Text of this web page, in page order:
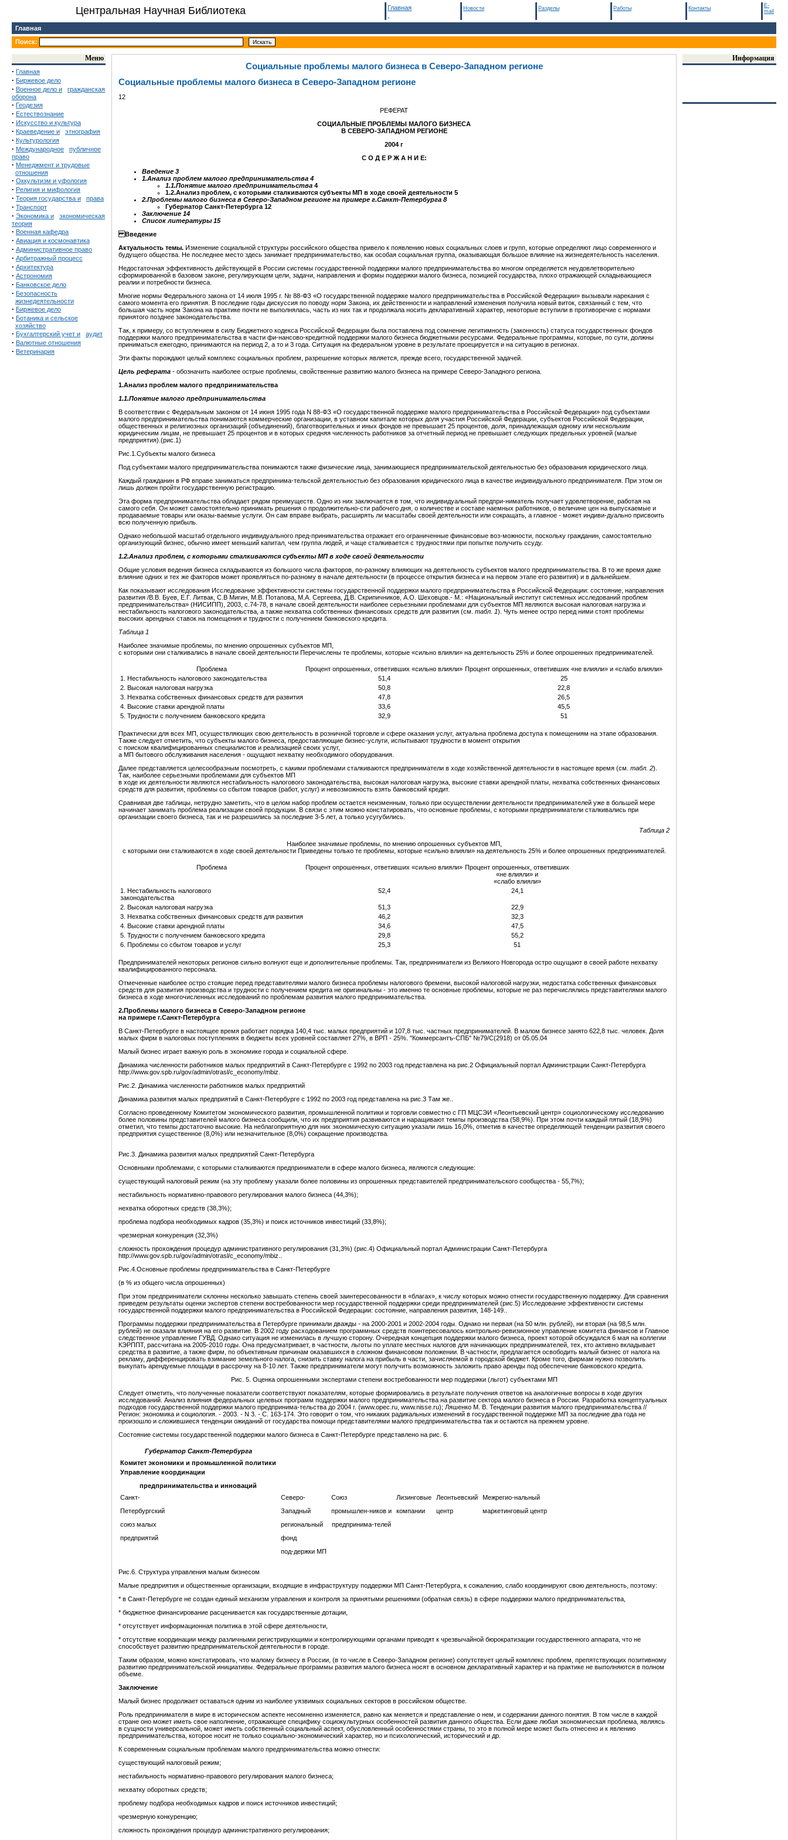
Центральная Научная Библиотека Главная Новости Разделы Работы Контакты
E-
mail
Главная
Поиск:
Меню
· Главная
· Биржевое дело
· Военное дело и
гражданская
оборона
· Геодезия
· Естествознание
· Искусство и культура
· Краеведение и этнография
· Культурология
· Международное
публичное
право
· Менеджмент и трудовые
отношения
· Оккультизм и уфология
· Религия и мифология
· Теория государства и права
· Транспорт
· Экономика и
экономическая
теория
· Военная кафедра
· Авиация и космонавтика
· Административное право
· Арбитражный процесс
· Архитектура
· Астрономия
· Банковское дело
· Безопасность
жизнедеятельности
· Биржевое дело
· Ботаника и сельское
хозяйство
· Бухгалтерский учет и аудит
· Валютные отношения
· Ветеринария
Социальные проблемы малого бизнеса в Северо-Западном регионе
Социальные проблемы малого бизнеса в Северо-Западном регионе
12
РЕФЕРАТ
СОЦИАЛЬНЫЕ ПРОБЛЕМЫ МАЛОГО БИЗНЕСА
В СЕВЕРО-ЗАПАДНОМ РЕГИОНЕ
2004 г
С О Д Е Р Ж А Н И Е:
Введение 3
1.Анализ проблем малого предпринимательства 4
1.1.Понятие малого предпринимательства 4
1.2.Анализ проблем, с которыми сталкиваются субъекты МП в ходе своей деятельности 5
2.Проблемы малого бизнеса в Северо-Западном регионе на примере г.Санкт-Петербурга 8
Губернатор Санкт-Петербурга 12
Заключение 14
Список литературы 15
Введение
Актуальность темы. Изменение социальной структуры российского общества привело к появлению новых социальных слоев и групп, которые определяют лицо современного и
будущего общества. Не последнее место здесь занимает предпринимательство, как особая социальная группа, оказывающая большое влияние на жизнедеятельность населения.
Недостаточная эффективность действующей в России системы государственной поддержки малого предпринимательства во многом определяется неудовлетворительно
сформированной в базовом законе, регулирующем цели, задачи, направления и формы поддержки малого бизнеса, позицией государства, плохо отражающей складывающиеся
реалии и потребности бизнеса.
Многие нормы Федерального закона от 14 июля 1995 г. № 88-ФЗ «О государственной поддержке малого предпринимательства в Российской Федерации» вызывали нарекания с
самого момента его принятия. В последние годы дискуссия по поводу норм Закона, их действенности и направлений изменения получила новый виток, связанный с тем, что
большая часть норм Закона на практике почти не выполнялась, часть из них так и продолжала носить декларативный характер, некоторые вступили в противоречие с нормами
принятого позднее законодательства.
Так, к примеру, со вступлением в силу Бюджетного кодекса Российской Федерации была поставлена под сомнение легитимность (законность) статуса государственных фондов
поддержки малого предпринимательства в части фи-нансово-кредитной поддержки малого бизнеса бюджетными ресурсами. Федеральные программы, которые, по сути, должны
приниматься ежегодно, принимаются на период 2, а то и 3 года. Ситуация на федеральном уровне в результате проецируется и на ситуацию в регионах.
Эти факты порождают целый комплекс социальных проблем, разрешение которых является, прежде всего, государственной задачей.
Цель реферата - обозначить наиболее острые проблемы, свойственные развитию малого бизнеса на примере Северо-Западного региона.
1.Анализ проблем малого предпринимательства
1.1.Понятие малого предпринимательства
В соответствии с Федеральным законом от 14 июня 1995 года N 88-ФЗ «О государственной поддержке малого предпринимательства в Российской Федерации» под субъектами
малого предпринимательства понимаются коммерческие организации, в уставном капитале которых доля участия Российской Федерации, субъектов Российской Федерации,
общественных и религиозных организаций (объединений), благотворительных и иных фондов не превышает 25 процентов, доля, принадлежащая одному или нескольким
юридическим лицам, не превышает 25 процентов и в которых средняя численность работников за отчетный период не превышает следующих предельных уровней (малые
предприятия).(рис.1)
Рис.1.Субъекты малого бизнеса
Под субъектами малого предпринимательства понимаются также физические лица, занимающиеся предпринимательской деятельностью без образования юридического лица.
Каждый гражданин в РФ вправе заниматься предпринима-тельской деятельностью без образования юридического лица в качестве индивидуального предпринимателя. При этом он
лишь должен пройти государственную регистрацию.
Эта форма предпринимательства обладает рядом преимуществ. Одно из них заключается в том, что индивидуальный предпри-ниматель получает удовлетворение, работая на
самого себя. Он может самостоятельно принимать решения о продолжительно-сти рабочего дня, о количестве и составе наемных работников, о величине цен на выпускаемые и
продаваемые товары или оказы-ваемые услуги. Он сам вправе выбрать, расширять ли масштабы своей деятельности или сокращать, а главное - может индиви-дуально присвоить
всю полученную прибыль.
Однако небольшой масштаб отдельного индивидуального пред-принимательства отражает его ограниченные финансовые воз-можности, поскольку гражданин, самостоятельно
организующий бизнес, обычно имеет меньший капитал, чем группа людей, и чаще сталкивается с трудностями при попытке получить ссуду.
1.2.Анализ проблем, с которыми сталкиваются субъекты МП в ходе своей деятельности
Общие условия ведения бизнеса складываются из большого числа факторов, по-разному влияющих на деятельность субъектов малого предпринимательства. В то же время даже
влияние одних и тех же факторов может проявляться по-разному в начале деятельности (в процессе открытия бизнеса и на первом этапе его развития) и в дальнейшем.
Как показывают исследования Исследование эффективности системы государственной поддержки малого предпринимательства в Российской Федерации: состояние, направления
развития /В.В. Буев, Е.Г. Литвак, С.В Мигин, М.В. Потапова, М.А. Сергеева, Д.В. Скрипичников, А.О. Шеховцов.- М.: «Национальный институт системных исследований проблем
предпринимательства» (НИСИПП), 2003, с.74-78, в начале своей деятельности наиболее серьезными проблемами для субъектов МП являются высокая налоговая нагрузка и
нестабильность налогового законодательства, а также нехватка собственных финансовых средств для развития (см. табл. 1). Чуть менее остро перед ними стоят проблемы
высоких арендных ставок на помещения и трудности с получением банковского кредита.
Таблица 1
Наиболее значимые проблемы, по мнению опрошенных субъектов МП,
с которыми они сталкивались в начале своей деятельности Перечислены те проблемы, которые «сильно влияли» на деятельность 25% и более опрошенных предпринимателей.
Проблема Процент опрошенных, ответивших «сильно влияли» Процент опрошенных, ответивших «не влияли» и «слабо влияли»
1. Нестабильность налогового законодательства
51,4
25
2. Высокая налоговая нагрузка
50,8
22,8
3. Нехватка собственных финансовых средств для развития
47,8
26,5
4. Высокие ставки арендной платы
33,6
45,5
5. Трудности с получением банковского кредита
32,9 51
Практически для всех МП, осуществляющих свою деятельность в розничной торговле и сфере оказания услуг, актуальна проблема доступа к помещениям на этапе образования.
Также следует отметить, что субъекты малого бизнеса, предоставляющие бизнес-услуги, испытывают трудности в момент открытия
с поиском квалифицированных специалистов и реализацией своих услуг,
а МП бытового обслуживания населения - ощущают нехватку необходимого оборудования.
Далее представляется целесообразным посмотреть, с какими проблемами сталкиваются предприниматели в ходе хозяйственной деятельности в настоящее время (см. табл. 2).
Так, наиболее серьезными проблемами для субъектов МП
в ходе их деятельности являются нестабильность налогового законодательства, высокая налоговая нагрузка, высокие ставки арендной платы, нехватка собственных финансовых
средств для развития, проблемы со сбытом товаров (работ, услуг) и невозможность взять банковский кредит.
Сравнивая две таблицы, нетрудно заметить, что в целом набор проблем остается неизменным, только при осуществлении деятельности предпринимателей уже в большей мере
начинает занимать проблема реализации своей продукции. В связи с этим можно констатировать, что основные проблемы, с которыми предприниматели сталкивались при
организации своего бизнеса, так и не разрешились за последние 3-5 лет, а только усугубились.
Таблица 2
Наиболее значимые проблемы, по мнению опрошенных субъектов МП,
с которыми они сталкиваются в ходе своей деятельности Приведены только те проблемы, которые «сильно влияли» на деятельность 25% и более опрошенных предпринимателей.
Проблема Процент опрошенных, ответивших «сильно влияли» Процент опрошенных, ответивших
«не влияли» и
«слабо влияли»
1. Нестабильность налогового
законодательства
52,4 24,1
2. Высокая налоговая нагрузка 51,3
22,9
3. Нехватка собственных финансовых средств для развития
46,2
32,3
4. Высокие ставки арендной платы
34,6
47,5
5. Трудности с получением банковского кредита
29,8
55,2
6. Проблемы со сбытом товаров и услуг
25,3 51
Предпринимателей некоторых регионов сильно волнуют еще и дополнительные проблемы. Так, предприниматели из Великого Новгорода остро ощущают в своей работе нехватку
квалифицированного персонала.
Отмеченные наиболее остро стоящие перед представителями малого бизнеса проблемы налогового бремени, высокой налоговой нагрузки, недостатка собственных финансовых
средств для развития производства и трудности с получением кредита не оригинальны - это именно те основные проблемы, которые не раз перечислялись представителями малого
бизнеса в ходе многочисленных исследований по проблемам развития малого предпринимательства.
2.Проблемы малого бизнеса в Северо-Западном регионе
на примере г.Санкт-Петербурга
В Санкт-Петербурге в настоящее время работает порядка 140,4 тыс. малых предприятий и 107,8 тыс. частных предпринимателей. В малом бизнесе занято 622,8 тыс. человек. Доля
малых фирм в налоговых поступлениях в бюджеты всех уровней составляет 27%, в ВРП - 25%. "Коммерсантъ-СПБ" №79/С(2918) от 05.05.04
Малый бизнес играет важную роль в экономике города и социальной сфере.
Динамика численности работников малых предприятий в Санкт-Петербурге с 1992 по 2003 год представлена на рис.2 Официальный портал Администрации Санкт-Петербурга
http://www.gov.spb.ru/gov/admin/otrasl/c_economy/mbiz.
Рис.2. Динамика численности работников малых предприятий
Динамика развития малых предприятий в Санкт-Петербурге с 1992 по 2003 год представлена на рис.3 Там же..
Согласно проведенному Комитетом экономического развития, промышленной политики и торговли совместно с ГП МЦСЭИ «Леонтьевский центр» социологическому исследованию
более половины представителей малого бизнеса сообщили, что их предприятия развиваются и наращивают темпы производства (58,9%). При этом почти каждый пятый (18,9%)
отметил, что темпы достаточно высокие. На неблагоприятную для них экономическую ситуацию указали лишь 16,0%, отметив в качестве определяющей тенденции развития своего
предприятия существенное (8,0%) или незначительное (8,0%) сокращение производства.
Рис.3. Динамика развития малых предприятий Санкт-Петербурга
Основными проблемами, с которыми сталкиваются предприниматели в сфере малого бизнеса, являются следующие:
существующий налоговый режим (на эту проблему указали более половины из опрошенных представителей предпринимательского сообщества - 55,7%);
нестабильность нормативно-правового регулирования малого бизнеса (44,3%);
нехватка оборотных средств (38,3%);
проблема подбора необходимых кадров (35,3%) и поиск источников инвестиций (33,8%);
чрезмерная конкуренция (32,3%)
сложность прохождения процедур административного регулирования (31,3%) (рис.4) Официальный портал Администрации Санкт-Петербурга
http://www.gov.spb.ru/gov/admin/otrasl/c_economy/mbiz..
Рис.4.Основные проблемы предпринимательства в Санкт-Петербурге
(в % из общего числа опрошенных)
При этом предприниматели склонны несколько завышать степень своей заинтересованности в «благах», к числу которых можно отнести государственную поддержку. Для сравнения
приведем результаты оценки экспертов степени востребованности мер государственной поддержки среди предпринимателей (рис.5) Исследование эффективности системы
государственной поддержки малого предпринимательства в Российской Федерации: состояние, направления развития, 148-149..
Программы поддержки предпринимательства в Петербурге принимали дважды - на 2000-2001 и 2002-2004 годы. Однако ни первая (на 50 млн. рублей), ни вторая (на 98,5 млн.
рублей) не оказали влияния на его развитие. В 2002 году расходованием программных средств поинтересовалось контрольно-ревизионное управление комитета финансов и Главное
следственное управление ГУВД. Однако ситуация не изменилась в лучшую сторону. Очередная концепция поддержки малого бизнеса, проект которой обсуждался 6 мая на коллегии
КЭРППТ, рассчитана на 2005-2010 годы. Она предусматривает, в частности, льготы по уплате местных налогов для начинающих предпринимателей, тех, кто активно вкладывает
средства в развитие, а также фирм, по объективным причинам оказавшихся в сложном финансовом положении. В частности, предлагается освободить малый бизнес от налога на
рекламу, дифференцировать взимание земельного налога, снизить ставку налога на прибыль в части, зачисляемой в городской бюджет. Кроме того, фирмам нужно позволить
выкупать арендуемые площади в рассрочку на 8-10 лет. Также предприниматели могут получить возможность заложить право аренды под обеспечение банковского кредита.
Рис. 5. Оценка опрошенными экспертами степени востребованности мер поддержки (льгот) субъектами МП
Следует отметить, что полученные показатели соответствуют показателям, которые формировались в результате получения ответов на аналогичные вопросы в ходе других
исследований. Анализ влияния федеральных целевых программ поддержки малого предпринимательства на развитие сектора малого бизнеса в России. Разработка концептуальных
подходов государственной поддержки малого предпринима-тельства до 2004 г. (www.opec.ru, www.nisse.ru); Ляшенко М. В. Тенденции развития малого предпринимательства //
Регион: экономика и социология. - 2003. - N 3. - С. 163-174. Это говорит о том, что никаких радикальных изменений в государственной поддержке МП за последние два года не
произошло и сложившиеся тенденции ожиданий от государства помощи представителями малого предпринимательства так и остаются на прежнем уровне.
Состояние системы государственной поддержки малого бизнеса в Санкт-Петербурге представлено на рис. 6.
Губернатор Санкт-Петербурга
Комитет экономики и промышленной политики
Управление координации
предпринимательства и инноваций
Санкт-
Петербургский
союз малых
предприятий
Северо-
Западный
региональный
фонд
под-держки МП
Союз
промышлен-ников и
предпринима-телей
Лизинговые
компании
Леонтьевский
центр
Межрегио-нальный
маркетинговый центр
Рис.6. Структура управления малым бизнесом
Малые предприятия и общественные организации, входящие в инфраструктуру поддержки МП Санкт-Петербурга, к сожалению, слабо координируют свою деятельность, поэтому:
* в Санкт-Петербурге не создан единый механизм управления и контроля за принятыми решениями (обратная связь) в сфере поддержки малого предпринимательства,
* бюджетное финансирование расценивается как государственные дотации,
* отсутствует информационная политика в этой сфере деятельности,
* отсутствие координации между различными регистрирующими и контролирующими органами приводят к чрезвычайной бюрократизации государственного аппарата, что не
способствует развитию предпринимательской деятельности в городе.
Таким образом, можно констатировать, что малому бизнесу в России, (в то числе в Северо-Западном регионе) сопутствует целый комплекс проблем, препятствующих позитивному
развитию предпринимательской инициативы. Федеральные программы развития малого бизнеса носят в основном декларативный характер и на практике не выполняются в полном
объеме.
Заключение
Малый бизнес продолжает оставаться одним из наиболее уязвимых социальных секторов в российском обществе.
Роль предпринимателя в мире в историческом аспекте несомненно изменяется, равно как меняется и представление о нем, и содержании данного понятия. В том числе в каждой
стране оно может иметь свое наполнение, отражающее специфику социокультурных особенностей развития данного общества. Если даже любая экономическая проблема, являясь
в сущности универсальной, может иметь собственный социальный аспект, обусловленный особенностями страны, то это в полной мере может быть отнесено и к явлению
предпринимательства, которое носит не только социально-экономический характер, но и психологический, исторический и др.
К современным социальным проблемам малого предпринимательства можно отнести:
существующий налоговый режим;
нестабильность нормативно-правового регулирования малого бизнеса;
нехватку оборотных средств;
проблему подбора необходимых кадров и поиск источников инвестиций;
чрезмерную конкуренцию;
сложность прохождения процедур административного регулирования;
Информация